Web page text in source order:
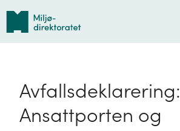
Tilbake
forsiden
Avfallsdeklarering:
Ansattporten og